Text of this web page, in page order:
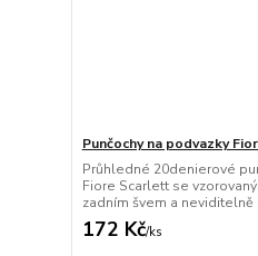
Punčochy na podvazky
Průhledné 20denierové
Fiore Scarlett se
zadním švem a
172 Kč/ks